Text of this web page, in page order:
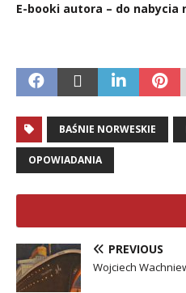
E-booki autora – do nabycia
BAŚNIE NORWESKIE
OPOWIADANIA
PREVIOUS
Wojciech